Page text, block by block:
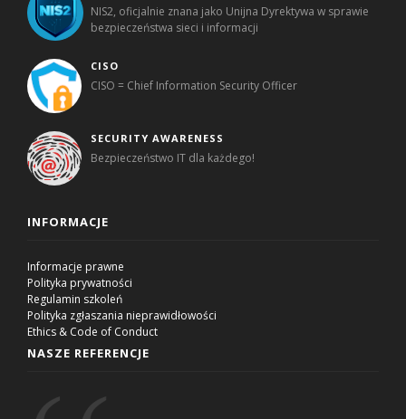
NIS2, oficjalnie znana jako Unijna Dyrektywa w sprawie
bezpieczeństwa sieci i informacji
CISO
CISO = Chief Information Security Officer
SECURITY AWARENESS
Bezpieczeństwo IT dla każdego!
INFORMACJE
Informacje prawne
Polityka prywatności
Regulamin szkoleń
Polityka zgłaszania nieprawidłowości
Ethics & Code of Conduct
NASZE REFERENCJE